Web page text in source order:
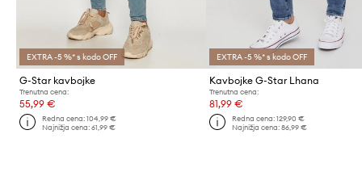
EXTRA -5 %* s kodo OFF
G-Star kavbojke
Trenutna cena:
55,99 €
Redna cena:104,99 €
Najnižja cena:61,99 €
EXTRA -5 %* s kodo OFF
Kavbojke G-Star Lhana
Trenutna cena:
81,99 €
Redna cena: 129,90 €
Najnižja cena: 86,99 €